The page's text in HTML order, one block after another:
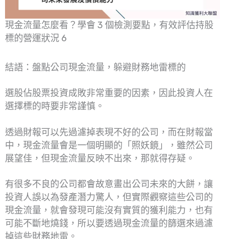
現金流量怎麼看？學會 3 個檢測要點，有效評估持股
標的營運狀況 6
結語：盤點公司現金流量，躲避財務地雷標的
選股佔股票投資成敗非常重要的因素，因此投資人在
選擇標的時要非常謹慎。
透過財報可以先過濾掉表現不好的公司，而在財報當
中，現金流量會是一個明顯的「照妖鏡」，雖然公司
展望佳，但現金流量反映不出來，那就得存疑。
有很多不良的公司都會故意畫出公司未來的大餅，讓
投資人誤以為發產潛力驚人，但實際觀察這些公司的
現金流量，就會發現可能沒有實質的獲利能力，也有
可能不斷地燒錢，所以要透過現金流量的篩選來過濾
掉這些財務地雷。